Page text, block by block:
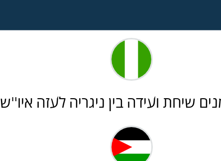
שיחת ועידה בין ניגריה לעזה איו"ש